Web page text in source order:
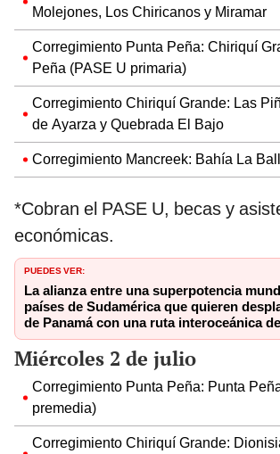
Molejones, Los Chiricanos y Miramar
Corregimiento Punta Peña: Chiriquí
Peña (PASE U primaria)
Corregimiento Chiriquí Grande: Las
de Ayarza y Quebrada El Bajo
Corregimiento Mancreek: Bahía La
*Cobran el PASE U, becas y
económicas.
PUEDES VER:
La alianza entre una superpotencia
países de Sudamérica que quieren
de Panamá con una ruta interoceánica
km
Miércoles 2 de julio
Corregimiento Punta Peña: Punta
premedia)
Corregimiento Chiriquí Grande: